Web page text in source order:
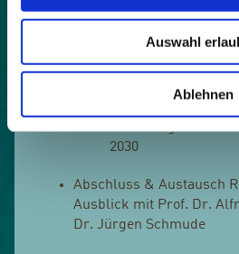
Auswahl
Ablehnen
Geschäftsführerin Allianz
Balderschwang:
Projekts
Bayerischer Wald:
Berchtesgaden:
2030
Abschluss & Austausch
Ausblick mit Prof. Dr.
Dr. Jürgen Schmude